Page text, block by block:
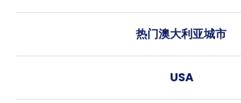
伦敦
热门澳大利亚城市
USA